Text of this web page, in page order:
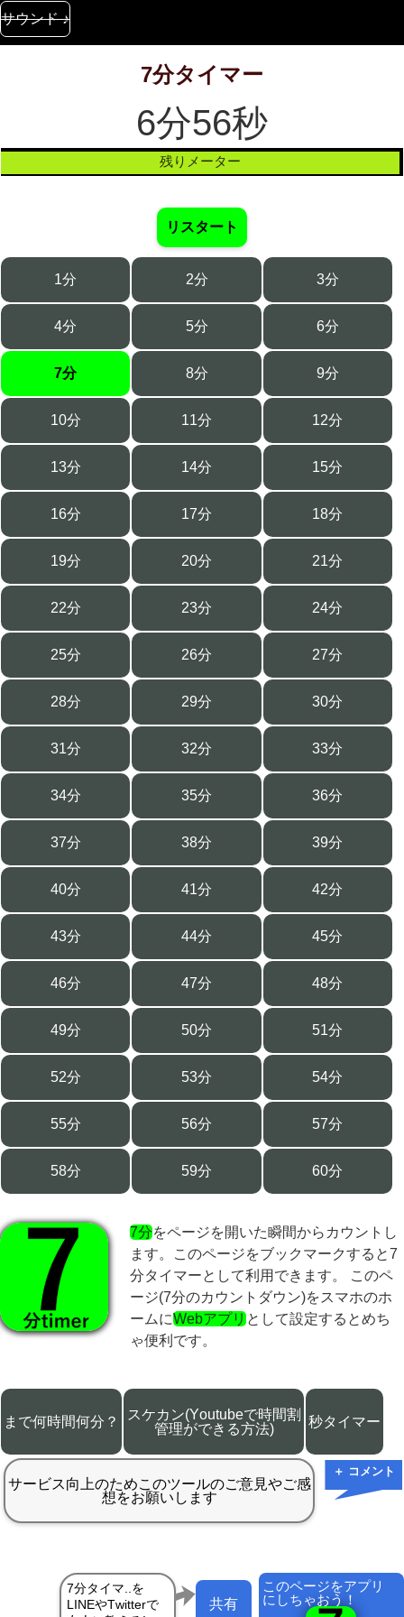
サウンド ♪
7分タイマー
6分56秒
残りメーター
リスタート
1分 2分 3分
4分 5分 6分
7分 8分 9分
10分 11分 12分
13分 14分 15分
16分 17分 18分
19分 20分 21分
22分 23分 24分
25分 26分 27分
28分 29分 30分
31分 32分 33分
34分 35分 36分
37分 38分 39分
40分 41分 42分
43分 44分 45分
46分 47分 48分
49分 50分 51分
52分 53分 54分
55分 56分 57分
58分 59分 60分
7分をページを開いた瞬間からカウントし
ます。このページをブックマークすると7
分タイマーとして利用できます。 このペ
ージ(7分のカウントダウン)をスマホのホ
ームにWebアプリとして設定するとめち
ゃ便利です。
まで何時間何分？
スケカン(Youtubeで時間割
管理ができる方法)
秒タイマー
＋ コメント
このページをアプリ
にしちゃおう！
共有